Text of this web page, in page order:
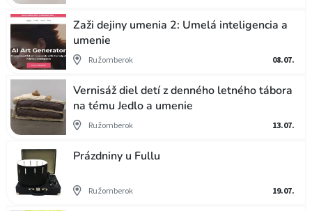
Zaži dejiny umenia 2: Umelá inteligencia a
umenie
Ružomberok 08.07.
Vernisáž diel detí z denného letného tábora
na tému Jedlo a umenie
Ružomberok 13.07.
Prázdniny u Fullu
Ružomberok 19.07.